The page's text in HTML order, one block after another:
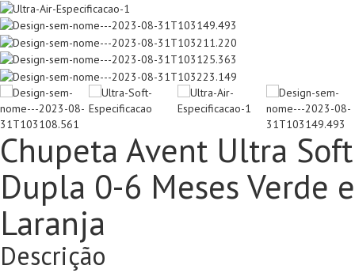
Chupeta Avent Ultra Soft
Dupla 0-6 Meses Verde e
Laranja
Descrição